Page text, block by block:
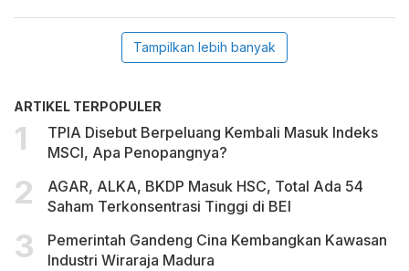
Tampilkan lebih banyak
ARTIKEL TERPOPULER
TPIA Disebut Berpeluang Kembali Masuk Indeks
MSCI, Apa Penopangnya?
AGAR, ALKA, BKDP Masuk HSC, Total Ada 54
Saham Terkonsentrasi Tinggi di BEI
Pemerintah Gandeng Cina Kembangkan Kawasan
Industri Wiraraja Madura